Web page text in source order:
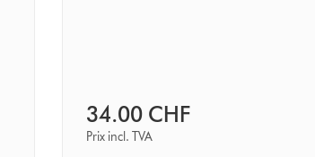
34.00 CHF
Prix incl. TVA